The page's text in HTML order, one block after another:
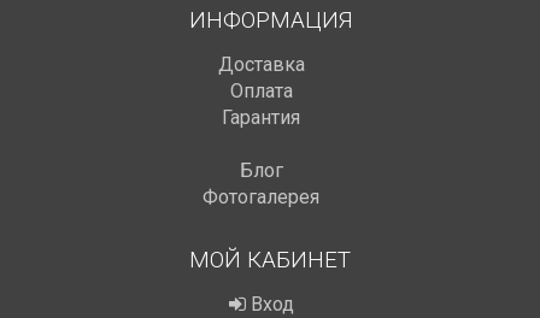
ИНФОРМАЦИЯ
Доставка
Оплата
Гарантия
Блог
Фотогалерея
МОЙ КАБИНЕТ
Вход